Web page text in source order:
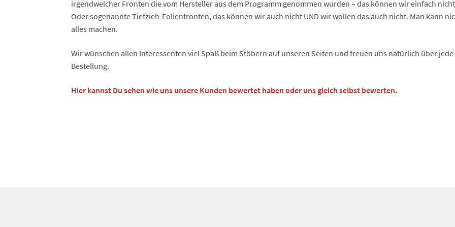
irgendwelcher Fronten die vom Hersteller aus dem Programm genommen wurden – das können wir einfach
Oder sogenannte Tiefzieh-Folienfronten, das können wir auch nicht UND wir wollen das auch nicht. Man kann
alles machen.
Wir wünschen allen Interessenten viel Spaß beim Stöbern auf unseren Seiten und freuen uns natürlich über jede
Bestellung.
Hier kannst Du sehen wie uns unsere Kunden bewertet haben oder uns gleich selbst bewerten.